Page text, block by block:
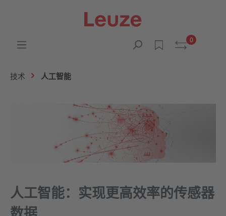
0
技术 人工智能
人工智能：实现更高效率的传感器
数据